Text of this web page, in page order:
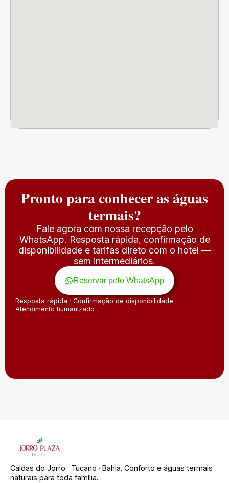
Pronto para conhecer as águas
termais?
Fale agora com nossa recepção pelo
WhatsApp. Resposta rápida, confirmação de
disponibilidade e tarifas direto com o hotel —
sem intermediários.
Reservar pelo WhatsApp
Resposta rápida · Confirmação de disponibilidade ·
Atendimento humanizado
Caldas do Jorro · Tucano · Bahia. Conforto e águas termais
naturais para toda família.